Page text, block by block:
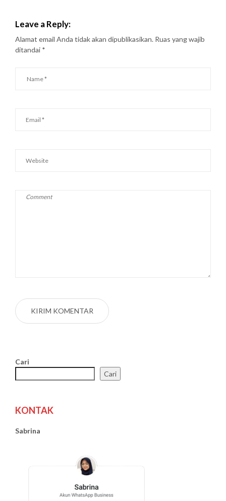
Leave a Reply:
Alamat email Anda tidak akan dipublikasikan. Ruas yang wajib
ditandai *
Cari
Cari
KONTAK
Sabrina